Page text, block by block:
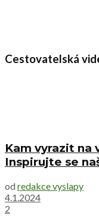
Cestovatelská
Kam vyrazit na
Inspirujte se
od redakce vyslapy
4.1.2024
2